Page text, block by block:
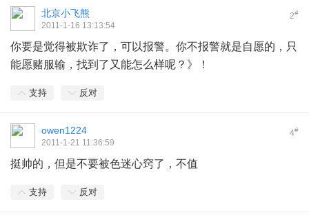
2#
北京小飞熊
2011-1-16 13:13:54
你要是觉得被欺诈了，可以报警。你不报警就是自愿的，只
能愿赌服输，找到了又能怎么样呢？》！
支持 反对
4#
owen1224
2011-1-21 11:36:59
挺帅的，但是不要被色迷心窍了，不值
支持 反对